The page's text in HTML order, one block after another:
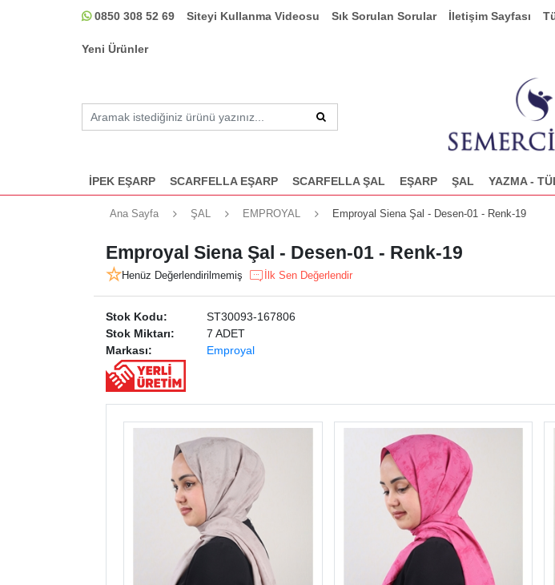
0850 308 52 69 Siteyi Kullanma Videosu Sık Sorulan Sorular İletişim Sayfası
Yeni Ürünler
İPEK EŞARP SCARFELLA EŞARP SCARFELLA ŞAL EŞARP ŞAL YAZMA -
Ana Sayfa ŞAL EMPROYAL Emproyal Siena Şal - Desen-01 - Renk-19
Emproyal Siena Şal - Desen-01 - Renk-19
Henüz Değerlendirilmemiş İlk Sen Değerlendir
Stok Kodu:
ST30093-167806
Stok Miktarı:
7 ADET
Markası:
Emproyal